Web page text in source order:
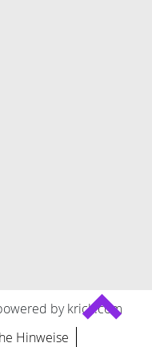
by krick.com
Hinweise